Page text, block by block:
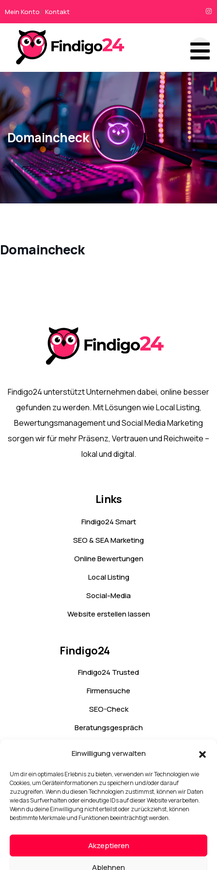
Einwilligung verwalten
Um dir ein optimales Erlebnis zu bieten, verwenden wir Technologien wie
Cookies, um Geräteinformationen zu speichern und/oder darauf
zuzugreifen. Wenn du diesen Technologien zustimmst, können wir Daten
wie das Surfverhalten oder eindeutige IDs auf dieser Website verarbeiten.
Wenn du deine Einwilligung nicht erteilst oder zurückziehst, können
bestimmte Merkmale und Funktionen beeinträchtigt werden.
Akzeptieren
Ablehnen
Mein Konto Kontakt
Domaincheck
Domaincheck
Findigo24 unterstützt Unternehmen dabei, online besser
gefunden zu werden. Mit Lösungen wie Local Listing,
Bewertungsmanagement und Social Media Marketing
sorgen wir für mehr Präsenz, Vertrauen und Reichweite –
lokal und digital.
Links
Findigo24 Smart
SEO & SEA Marketing
Online Bewertungen
Local Listing
Social-Media
Website erstellen lassen
Findigo24
Findigo24 Trusted
Firmensuche
SEO-Check
Beratungsgespräch
Rechtliches
Impressum
Datenschutzerklärung
Cookie-Richtlinien (EU)
AGB